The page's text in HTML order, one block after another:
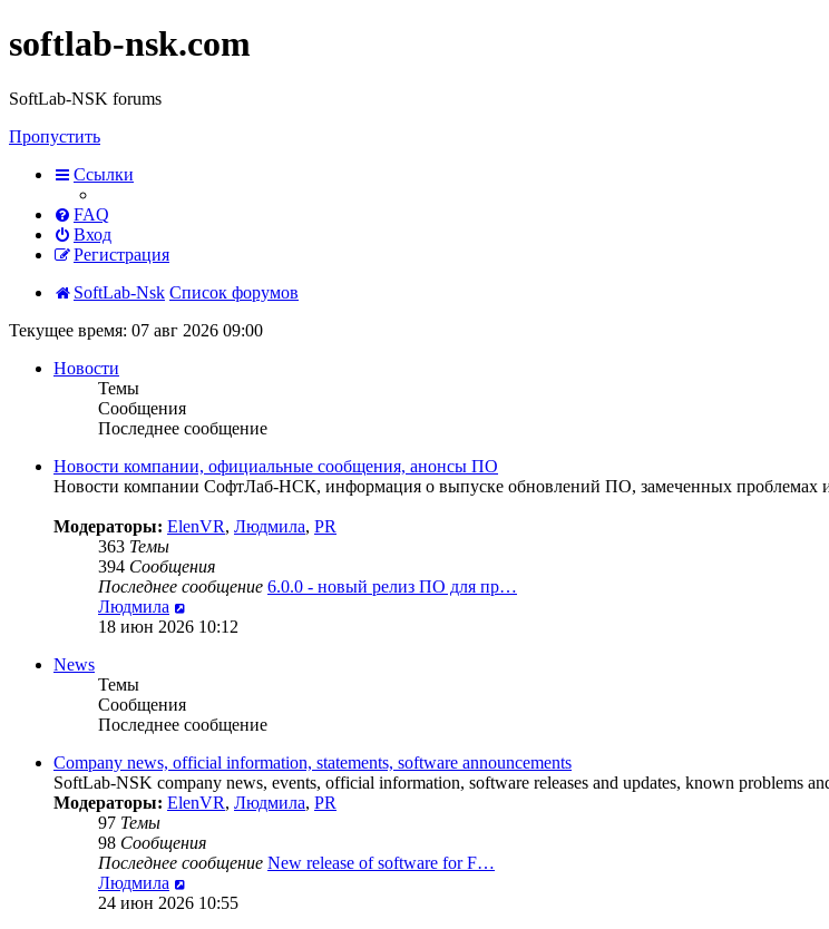
softlab-nsk.com
SoftLab-NSK forums
Пропустить
Ссылки
FAQ
Вход
Регистрация
SoftLab-Nsk Список форумов
Текущее время: 07 авг 2026 09:00
Новости
Темы
Сообщения
Последнее сообщение
Новости компании, официальные сообщения, анонсы ПО
Новости компании СофтЛаб-НСК, информация о выпуске обновлений ПО, замеченных проблемах и
Модераторы: ElenVR, Людмила, PR
363 Темы
394 Сообщения
Последнее сообщение 6.0.0 - новый релиз ПО для пр…
Людмила
к
18 июн 2026 10:12
News
Темы
Сообщения
Последнее сообщение
Company news, official information, statements, software announcements
SoftLab-NSK company news, events, official information, software releases and updates, known problems
Модераторы: ElenVR, Людмила, PR
97 Темы
98 Сообщения
Последнее сообщение New release of software for F…
Людмила
к
24 июн 2026 10:55